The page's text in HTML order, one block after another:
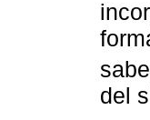
del